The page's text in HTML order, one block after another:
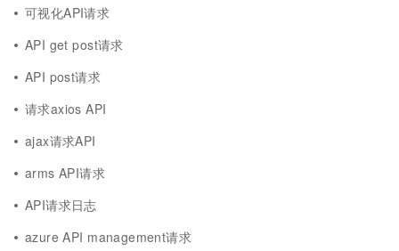
可视化API请求
API get post请求
API post请求
请求axios API
ajax请求API
arms API请求
API请求日志
azure API management请求